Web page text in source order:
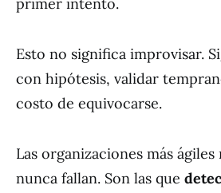
Esto no significa improvisar.
con hipótesis, validar
costo de equivocarse.
Las organizaciones más ágiles
nunca fallan. Son las que